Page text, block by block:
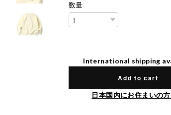
数量
International shipping
Add to cart
日本国内にお住まいの